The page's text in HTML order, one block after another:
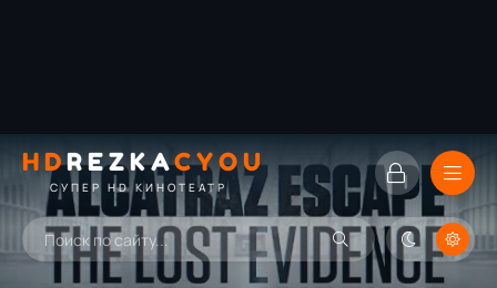
HDREZKACYOU
СУПЕР HD КИНОТЕАТР